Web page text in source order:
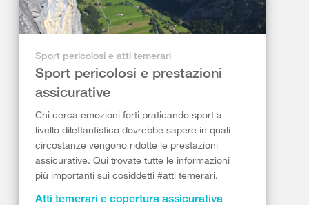
Sport pericolosi e atti temerari
Sport pericolosi e prestazioni
assicurative
Chi cerca emozioni forti praticando sport a
livello dilettantistico dovrebbe sapere in quali
circostanze vengono ridotte le prestazioni
assicurative. Qui trovate tutte le informazioni
più importanti sui cosiddetti #atti temerari.
Atti temerari e copertura assicurativa